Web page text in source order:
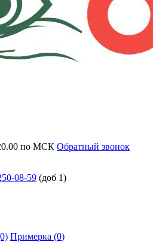
по МСК Обратный звонок
08-59 (доб 1)
Примерка (0)